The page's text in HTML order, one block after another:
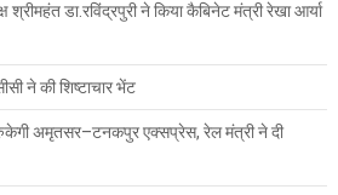
श्रीमहंत डा.रविंद्रपुरी ने किया कैबिनेट मंत्री रेखा आर्या
ने की शिष्टाचार भेंट
अमृतसर–टनकपुर एक्सप्रेस, रेल मंत्री ने दी